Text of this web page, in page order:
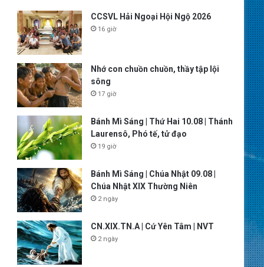
CCSVL Hải Ngoại Hội Ngộ 2026
16 giờ
Nhớ con chuồn chuồn, thầy tập lội
sông
17 giờ
Bánh Mì Sáng | Thứ Hai 10.08 | Thánh
Laurensô, Phó tế, tử đạo
19 giờ
Bánh Mì Sáng | Chúa Nhật 09.08 |
Chúa Nhật XIX Thường Niên
2 ngày
CN.XIX.TN.A | Cứ Yên Tâm | NVT
2 ngày